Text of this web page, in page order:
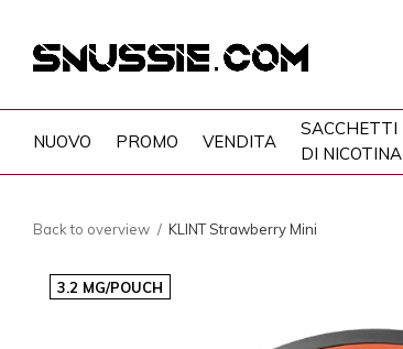
NUOVO PROMO VENDITA
SACCHETTI
DI NICOTINA
Back to overview KLINT Strawberry Mini
3.2 MG/POUCH